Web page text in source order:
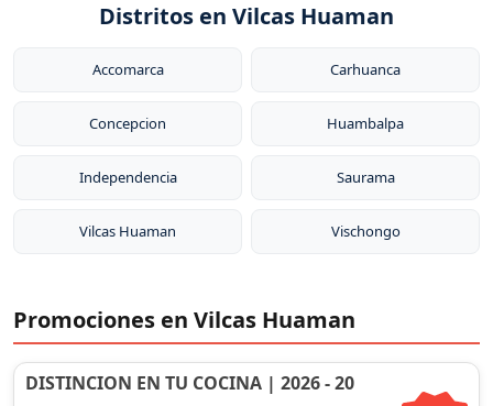
Distritos en Vilcas Huaman
Accomarca Carhuanca
Concepcion Huambalpa
Independencia Saurama
Vilcas Huaman Vischongo
Promociones en Vilcas Huaman
DISTINCION EN TU COCINA | 2026 - 20